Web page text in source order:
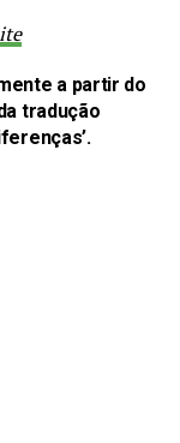
a partir do
tradução